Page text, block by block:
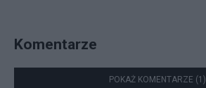
Komentarze
POKAŻ KOMENTARZE (1)